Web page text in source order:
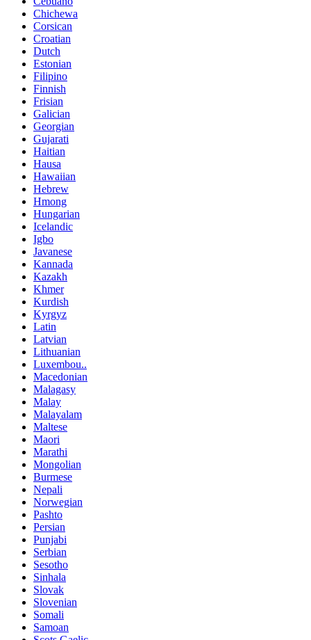
Chichewa
Corsican
Croatian
Dutch
Estonian
Filipino
Finnish
Frisian
Galician
Georgian
Gujarati
Haitian
Hausa
Hawaiian
Hebrew
Hmong
Hungarian
Icelandic
Igbo
Javanese
Kannada
Kazakh
Khmer
Kurdish
Kyrgyz
Latin
Latvian
Lithuanian
Luxembou..
Macedonian
Malagasy
Malay
Malayalam
Maltese
Maori
Marathi
Mongolian
Burmese
Nepali
Norwegian
Pashto
Persian
Punjabi
Serbian
Sesotho
Sinhala
Slovak
Slovenian
Somali
Samoan